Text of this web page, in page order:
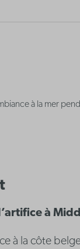
à la mer
à
à la côte